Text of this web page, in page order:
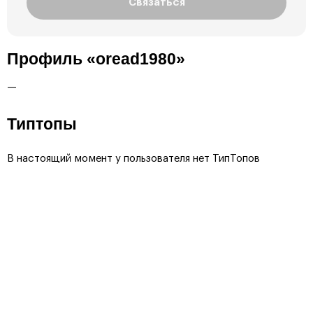
Связаться
Профиль «oread1980»
—
Типтопы
В настоящий момент у пользователя нет ТипТопов